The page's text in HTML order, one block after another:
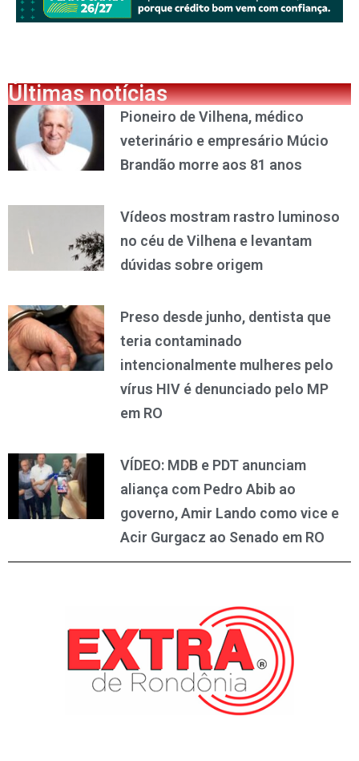
Últimas notícias
Pioneiro de Vilhena, médico
veterinário e empresário Múcio
Brandão morre aos 81 anos
Vídeos mostram rastro luminoso
no céu de Vilhena e levantam
dúvidas sobre origem
Preso desde junho, dentista que
teria contaminado
intencionalmente mulheres pelo
vírus HIV é denunciado pelo MP
em RO
VÍDEO: MDB e PDT anunciam
aliança com Pedro Abib ao
governo, Amir Lando como vice e
Acir Gurgacz ao Senado em RO